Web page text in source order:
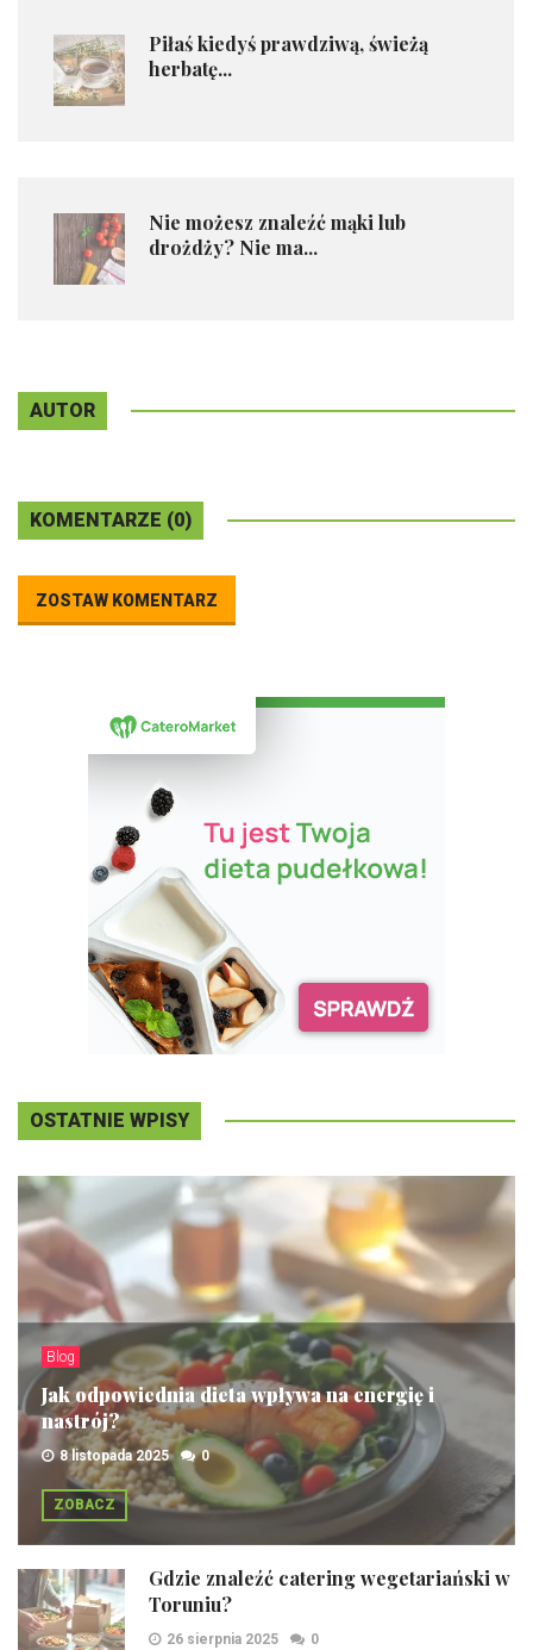
Piłaś kiedyś prawdziwą, świeżą
herbatę...
Nie możesz znaleźć mąki lub
drożdży? Nie ma...
AUTOR
KOMENTARZE (0)
ZOSTAW KOMENTARZ
OSTATNIE WPISY
Blog
Jak odpowiednia dieta wpływa na energię i
nastrój?
8 listopada 2025 0
ZOBACZ
Gdzie znaleźć catering wegetariański w
Toruniu?
26 sierpnia 2025 0